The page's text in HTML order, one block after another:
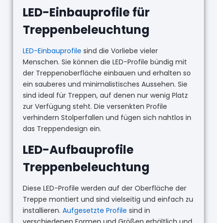
LED-Einbauprofile für
Treppenbeleuchtung
LED-Einbauprofile sind die Vorliebe vieler
Menschen. Sie können die LED-Profile bündig mit
der Treppenoberfläche einbauen und erhalten so
ein sauberes und minimalistisches Aussehen. Sie
sind ideal für Treppen, auf denen nur wenig Platz
zur Verfügung steht. Die versenkten Profile
verhindern Stolperfallen und fügen sich nahtlos in
das Treppendesign ein.
LED-Aufbauprofile
Treppenbeleuchtung
Diese LED-Profile werden auf der Oberfläche der
Treppe montiert und sind vielseitig und einfach zu
installieren. Aufgesetzte Profile sind in